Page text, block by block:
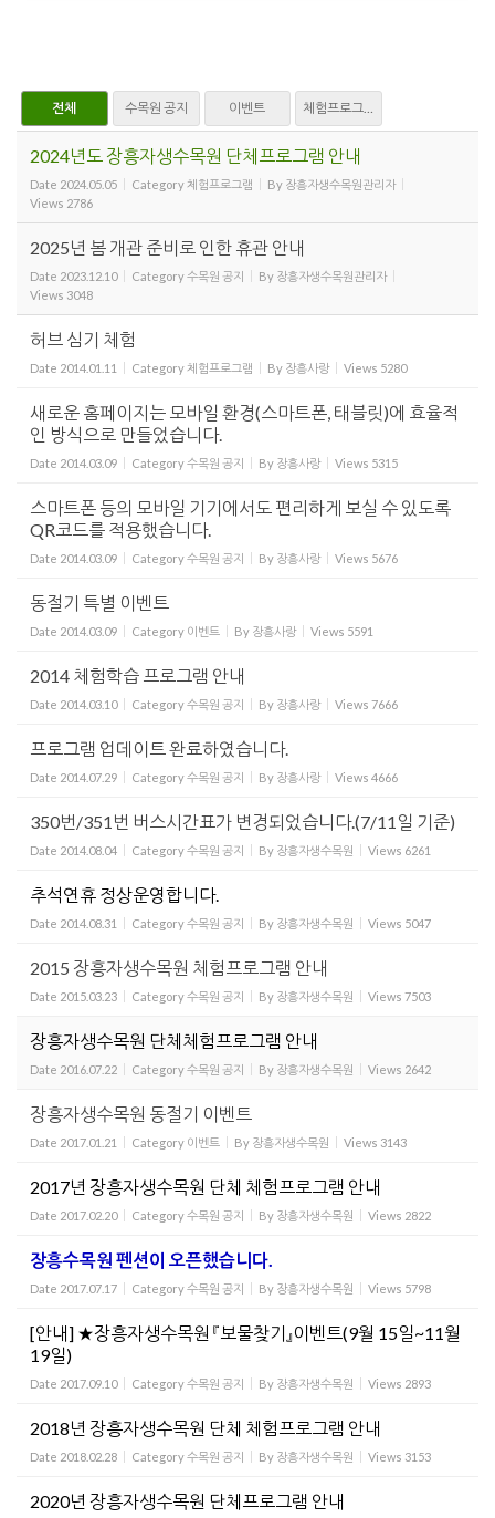
전체 수목원 공지 이벤트 체험프로그램
2024년도 장흥자생수목원 단체프로그램 안내
Date 2024.05.05 Category 체험프로그램 By 장흥자생수목원관리자
Views 2786
2025년 봄 개관 준비로 인한 휴관 안내
Date 2023.12.10 Category수목원 공지 By 장흥자생수목원관리자
Views 3048
허브 심기 체험
Date 2014.01.11 Category 체험프로그램 By 장흥사랑 Views 5280
새로운 홈페이지는 모바일 환경(스마트폰, 태블릿)에 효율적
인 방식으로 만들었습니다.
Date 2014.03.09 Category수목원 공지 By 장흥사랑 Views 5315
스마트폰 등의 모바일 기기에서도 편리하게 보실 수 있도록
QR코드를 적용했습니다.
Date 2014.03.09 Category수목원 공지 By 장흥사랑 Views 5676
동절기 특별 이벤트
Date 2014.03.09 Category 이벤트 By 장흥사랑 Views 5591
2014 체험학습 프로그램 안내
Date 2014.03.10 Category수목원 공지 By 장흥사랑 Views 7666
프로그램 업데이트 완료하였습니다.
Date 2014.07.29 Category수목원 공지 By 장흥사랑 Views 4666
350번/351번 버스시간표가 변경되었습니다.(7/11일 기준)
Date 2014.08.04 Category수목원 공지 By 장흥자생수목원 Views 6261
추석연휴 정상운영합니다.
Date 2014.08.31 Category수목원 공지 By 장흥자생수목원 Views 5047
2015 장흥자생수목원 체험프로그램 안내
Date 2015.03.23 Category수목원 공지 By 장흥자생수목원 Views 7503
장흥자생수목원 단체체험프로그램 안내
Date 2016.07.22 Category수목원 공지 By 장흥자생수목원 Views 2642
장흥자생수목원 동절기 이벤트
Date 2017.01.21 Category 이벤트 By 장흥자생수목원 Views 3143
2017년 장흥자생수목원 단체 체험프로그램 안내
Date 2017.02.20 Category수목원 공지 By 장흥자생수목원 Views 2822
장흥수목원 펜션이 오픈했습니다.
Date 2017.07.17 Category수목원 공지 By 장흥자생수목원 Views 5798
[안내] ★장흥자생수목원 『보물찾기』이벤트(9월 15일~11월
19일)
Date 2017.09.10 Category수목원 공지 By 장흥자생수목원 Views 2893
2018년 장흥자생수목원 단체 체험프로그램 안내
Date 2018.02.28 Category수목원 공지 By 장흥자생수목원 Views 3153
2020년 장흥자생수목원 단체프로그램 안내